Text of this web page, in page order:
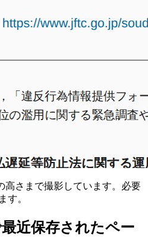
高さまで撮影しています。必要
す。
近保存されたペー